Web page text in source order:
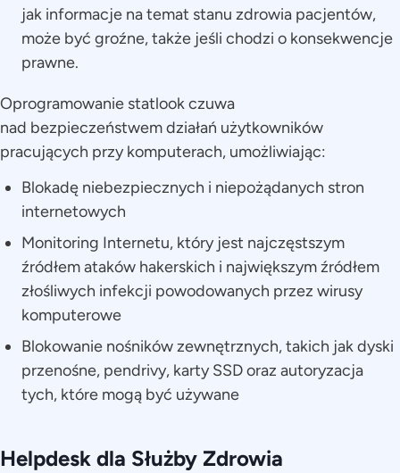
jak informacje na temat stanu zdrowia pacjentów,
może być groźne, także jeśli chodzi o konsekwencje
prawne.
Oprogramowanie statlook czuwa
nad bezpieczeństwem działań użytkowników
pracujących przy komputerach, umożliwiając:
Blokadę niebezpiecznych i niepożądanych stron
internetowych
Monitoring Internetu, który jest najczęstszym
źródłem ataków hakerskich i największym źródłem
złośliwych infekcji powodowanych przez wirusy
komputerowe
Blokowanie nośników zewnętrznych, takich jak dyski
przenośne, pendrivy, karty SSD oraz autoryzacja
tych, które mogą być używane
Helpdesk dla Służby Zdrowia